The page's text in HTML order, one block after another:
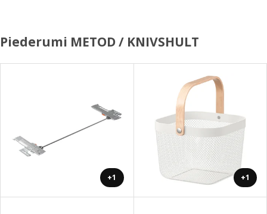
Piederumi METOD / KNIVSHULT
+1 +1